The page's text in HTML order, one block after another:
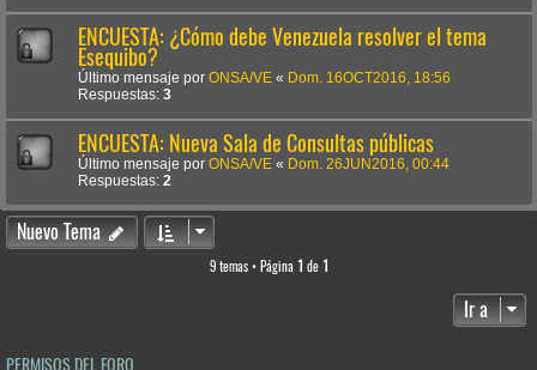
ENCUESTA: ¿Cómo debe Venezuela resolver el tema
Esequibo?
Último mensaje por ONSA/VE « Dom. 16OCT2016, 18:56
Respuestas: 3
ENCUESTA: Nueva Sala de Consultas públicas
Último mensaje por ONSA/VE « Dom. 26JUN2016, 00:44
Respuestas: 2
Nuevo Tema
9 temas • Página 1 de 1
Ir a
PERMISOS DEL FORO